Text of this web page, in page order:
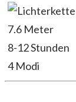
7.6 Meter
8-12 Stunden
4 Modi